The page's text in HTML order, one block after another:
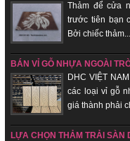
Thảm để cửa
trước tiên bạn
Bởi chiếc thảm...
BÁN VỈ GỖ NHỰA NGOÀI
DHC VIỆT
các loại vỉ gỗ
giá thành phải
LỰA CHỌN THẢM TRẢI SÀN